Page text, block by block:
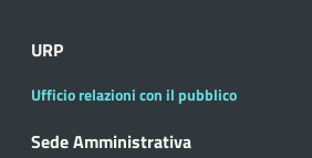
URP
Ufficio relazioni con il pubblico
Sede Amministrativa